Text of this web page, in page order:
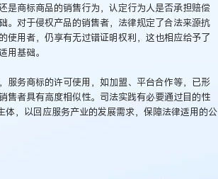
是商标商品的销售行为，认定行为人是否承担赔偿
。对于侵权产品的销售者，法律规定了合法来源抗
使用者，仍享有无过错证明权利，这也相应给予了
用基础。
服务商标的许可使用，如加盟、平台合作等，已形
售者具有高度相似性。司法实践有必要通过目的性
，以回应服务产业的发展需求，保障法律适用的公